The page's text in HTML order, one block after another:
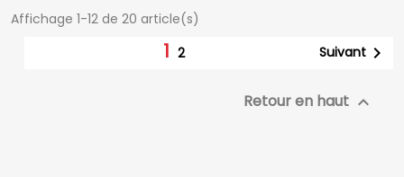
Affichage 1-12 de 20 article(s)
1 2 Suivant 
Retour en haut 